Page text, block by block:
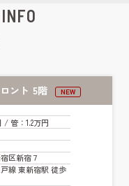
ント 5階 NEW
/ 管：1.2万円
区新宿７
線 東新宿駅 徒歩